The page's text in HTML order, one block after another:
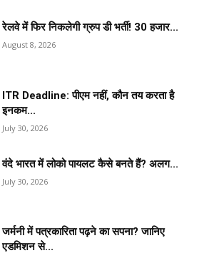
रेलवे में फिर निकलेगी ग्रुप डी भर्ती! 30 हजार...
August 8, 2026
ITR Deadline: पीएम नहीं, कौन तय करता है
इनकम...
July 30, 2026
वंदे भारत में लोको पायलट कैसे बनते हैं? अलग...
July 30, 2026
जर्मनी में पत्रकारिता पढ़ने का सपना? जानिए
एडमिशन से...